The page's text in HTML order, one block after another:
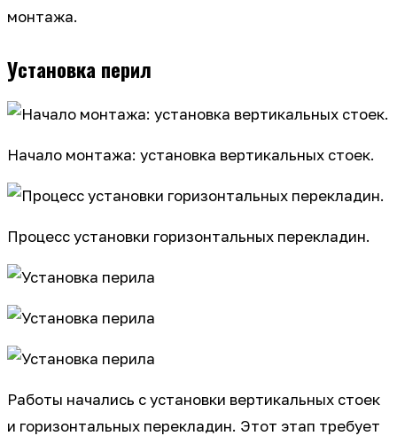
монтажа.
Установка перил
Начало монтажа: установка вертикальных стоек.
Процесс установки горизонтальных перекладин.
Работы начались с установки вертикальных стоек
и горизонтальных перекладин. Этот этап требует